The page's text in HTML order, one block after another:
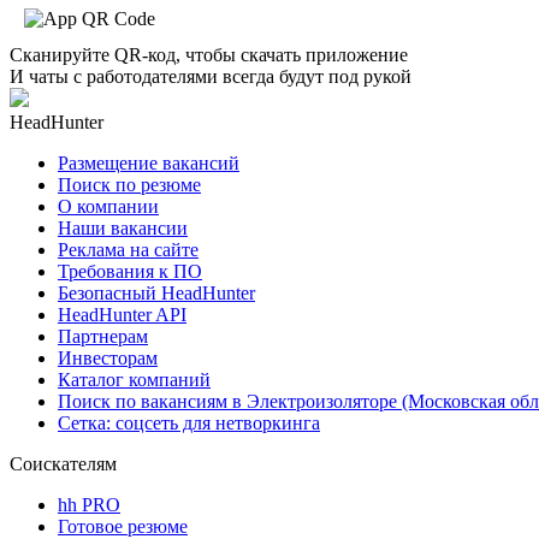
Сканируйте QR-код, чтобы скачать приложение
И чаты с работодателями всегда будут под рукой
HeadHunter
Размещение вакансий
Поиск по резюме
О компании
Наши вакансии
Реклама на сайте
Требования к ПО
Безопасный HeadHunter
HeadHunter API
Партнерам
Инвесторам
Каталог компаний
Поиск по вакансиям в Электроизоляторе (Московская
Сетка: соцсеть для нетворкинга
Соискателям
hh PRO
Готовое резюме